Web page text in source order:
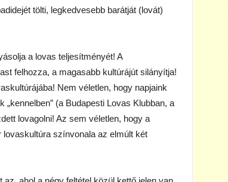
tölti, legkedvesebb barátját (lovát)
a lovas teljesítményét! A
felhozza, a magasabb kultúrájút silányítja!
Nem véletlen, hogy napjaink
(a Budapesti Lovas Klubban, a
lovagolni! Az sem véletlen, hogy a
lovaskultúra színvonala az elmúlt két